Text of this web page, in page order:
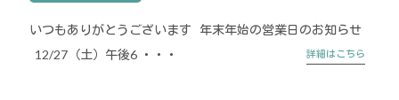
いつもありがとうございます 年末年始の営業日のお知らせ
12/27（土）午後6 ・・・
詳細はこちら